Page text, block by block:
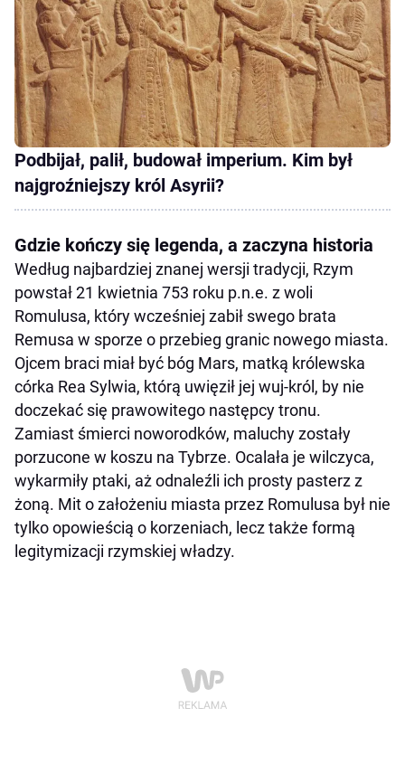
Podbijał, palił, budował imperium. Kim był
najgroźniejszy król Asyrii?
Gdzie kończy się legenda, a zaczyna historia
Według najbardziej znanej wersji tradycji, Rzym
powstał 21 kwietnia 753 roku p.n.e. z woli
Romulusa, który wcześniej zabił swego brata
Remusa w sporze o przebieg granic nowego miasta.
Ojcem braci miał być bóg Mars, matką królewska
córka Rea Sylwia, którą uwięził jej wuj-król, by nie
doczekać się prawowitego następcy tronu.
Zamiast śmierci noworodków, maluchy zostały
porzucone w koszu na Tybrze. Ocalała je wilczyca,
wykarmiły ptaki, aż odnaleźli ich prosty pasterz z
żoną. Mit o założeniu miasta przez Romulusa był nie
tylko opowieścią o korzeniach, lecz także formą
legitymizacji rzymskiej władzy.